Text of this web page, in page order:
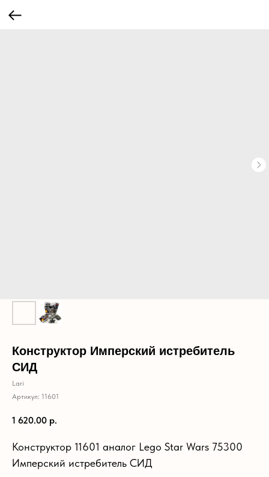
Конструктор Имперский истребитель
СИД
Lari
Артикул: 11601
1 620.00 р.
Конструктор 11601 аналог Lego Star Wars 75300
Имперский истребитель СИД